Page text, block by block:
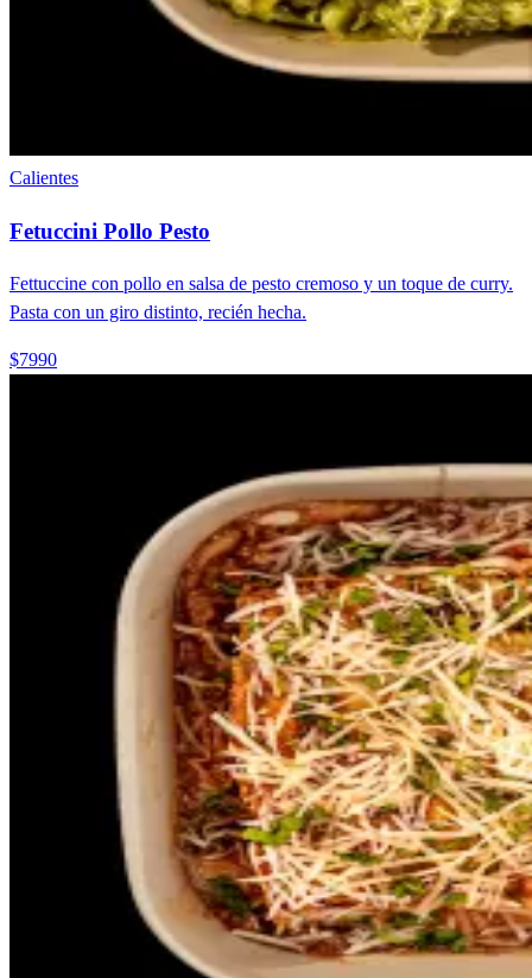
Calientes
Fetuccini Pollo Pesto
Fettuccine con pollo en salsa de pesto cremoso y un toque de curry.
Pasta con un giro distinto, recién hecha.
$7990